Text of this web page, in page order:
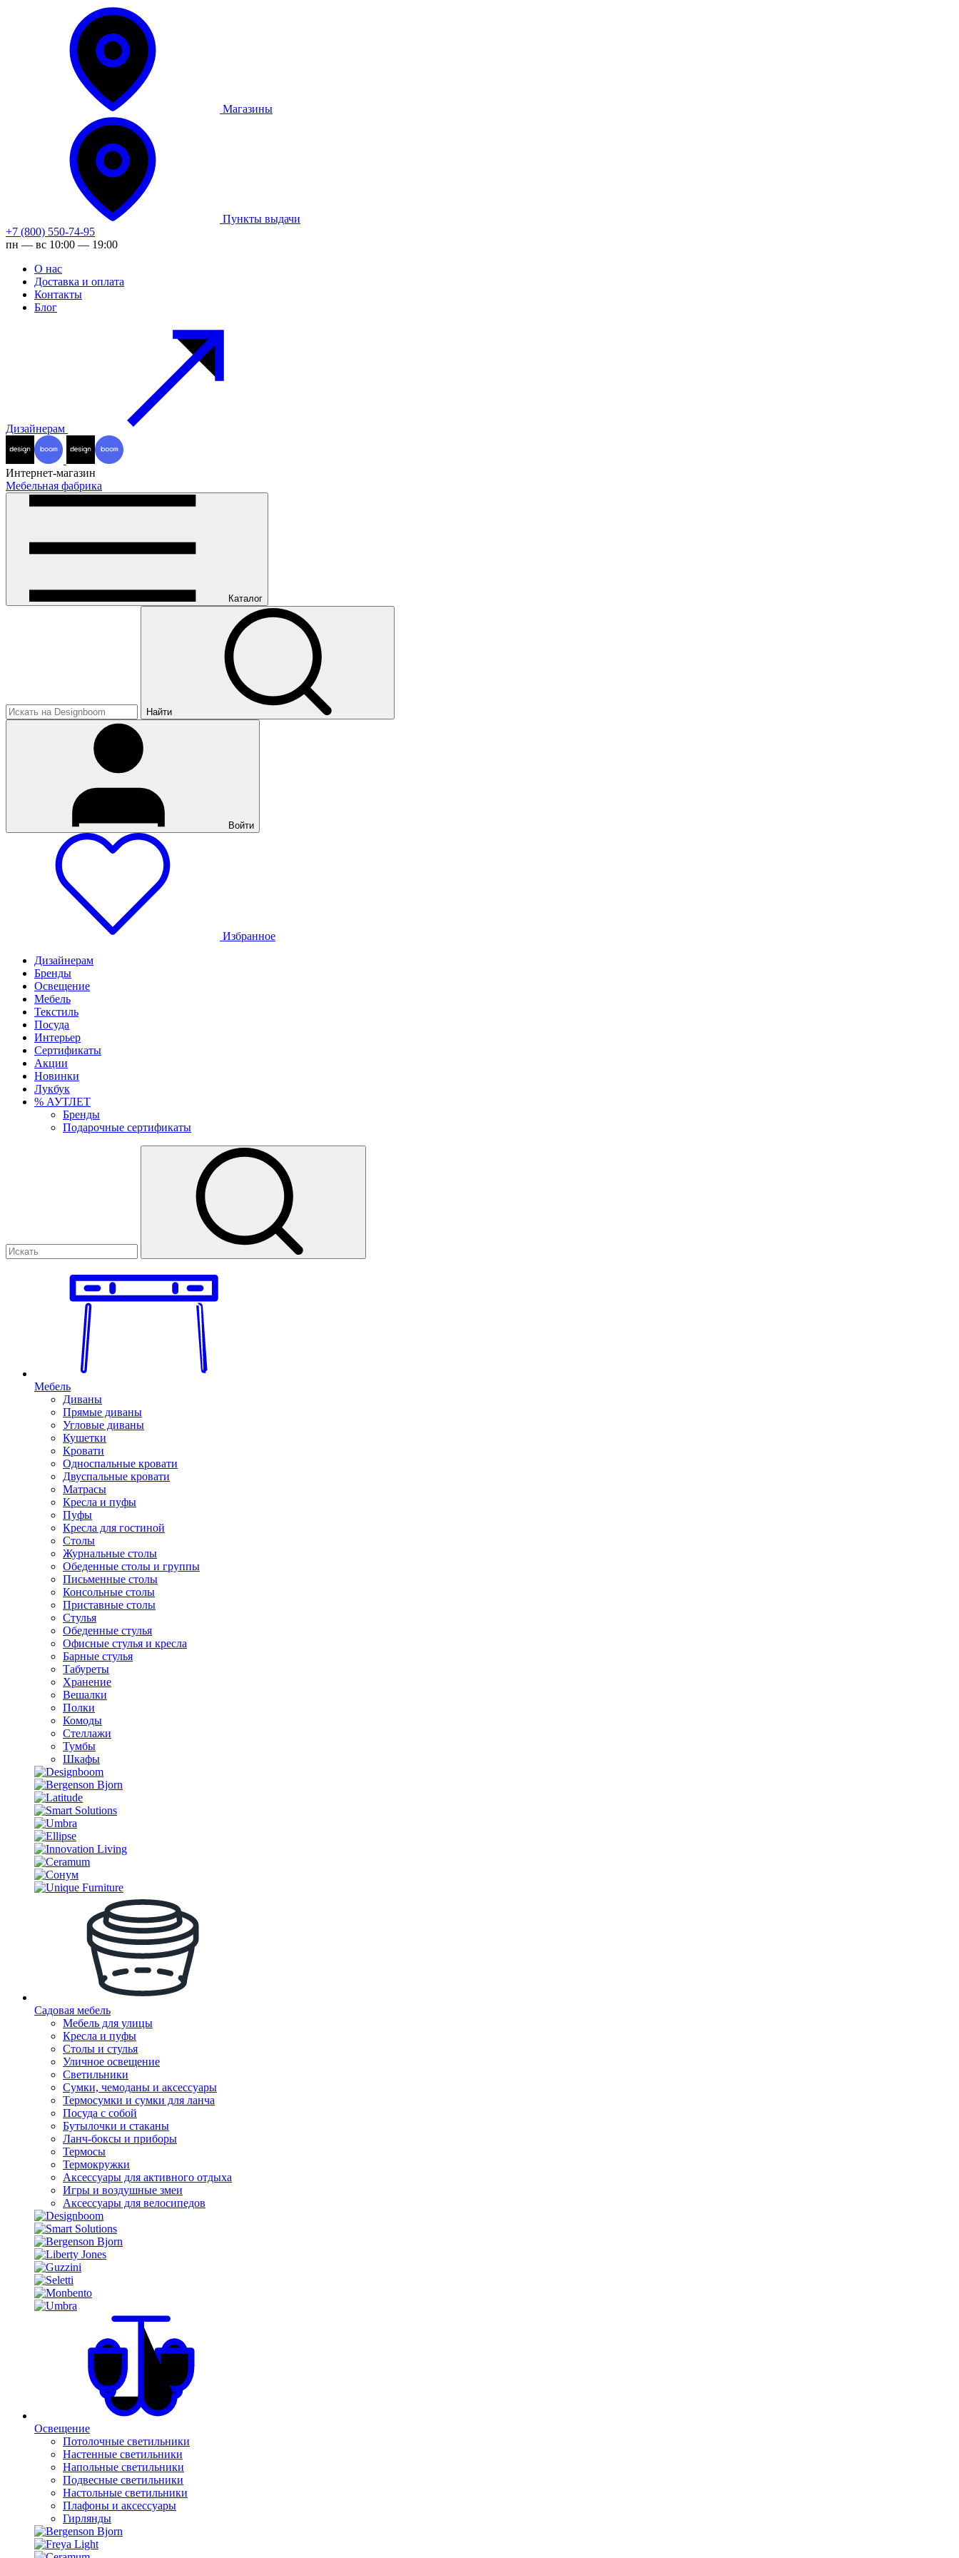
Магазины
Пункты выдачи
+7 (800) 550-74-95
пн — вс 10:00 — 19:00
О нас
Доставка и оплата
Контакты
Блог
Дизайнерам
Интернет-магазин
Мебельная фабрика
Каталог
Найти
Войти
Избранное
Дизайнерам
Бренды
Освещение
Мебель
Текстиль
Посуда
Интерьер
Сертификаты
Акции
Новинки
Лукбук
% АУТЛЕТ
Бренды
Подарочные сертификаты
Мебель
Диваны
Прямые диваны
Угловые диваны
Кушетки
Кровати
Односпальные кровати
Двуспальные кровати
Матрасы
Кресла и пуфы
Пуфы
Кресла для гостиной
Столы
Журнальные столы
Обеденные столы и группы
Письменные столы
Консольные столы
Приставные столы
Стулья
Обеденные стулья
Офисные стулья и кресла
Барные стулья
Табуреты
Хранение
Вешалки
Полки
Комоды
Стеллажи
Тумбы
Шкафы
Садовая мебель
Мебель для улицы
Кресла и пуфы
Столы и стулья
Уличное освещение
Светильники
Сумки, чемоданы и аксессуары
Термосумки и сумки для ланча
Посуда с собой
Бутылочки и стаканы
Ланч-боксы и приборы
Термосы
Термокружки
Аксессуары для активного отдыха
Игры и воздушные змеи
Аксессуары для велосипедов
Освещение
Потолочные светильники
Настенные светильники
Напольные светильники
Подвесные светильники
Настольные светильники
Плафоны и аксессуары
Гирлянды